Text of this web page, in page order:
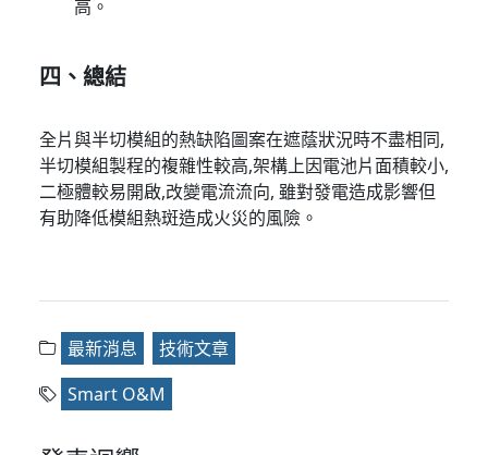
高。
四、總結
全片與半切模組的熱缺陷圖案在遮蔭狀況時不盡相同,
半切模組製程的複雜性較高,架構上因電池片面積較小,
二極體較易開啟,改變電流流向, 雖對發電造成影響但
有助降低模組熱斑造成火災的風險。
最新消息
技術文章
Smart O&M